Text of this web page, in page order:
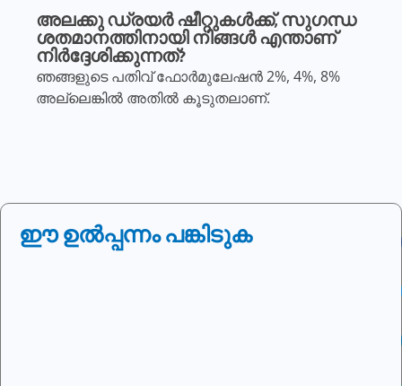
അലക്കു ഡ്രയർ ഷീറ്റുകൾക്ക്, സുഗന്ധ
ശതമാനത്തിനായി നിങ്ങൾ എന്താണ്
നിർദ്ദേശിക്കുന്നത്?
ഞങ്ങളുടെ പതിവ് ഫോർമുലേഷൻ 2%, 4%, 8%
അല്ലെങ്കിൽ അതിൽ കൂടുതലാണ്.
ഈ ഉൽപ്പന്നം പങ്കിടുക